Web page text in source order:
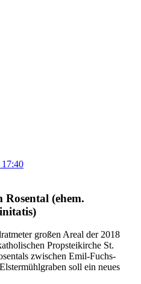
17:40
(ehem.
großen Areal der 2018
Propsteikirche St.
zwischen Emil-Fuchs-
soll ein neues